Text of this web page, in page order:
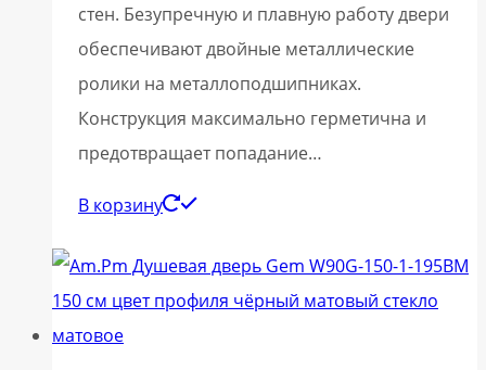
стен. Безупречную и плавную работу двери
обеспечивают двойные металлические
ролики на металлоподшипниках.
Конструкция максимально герметична и
предотвращает попадание…
В корзину